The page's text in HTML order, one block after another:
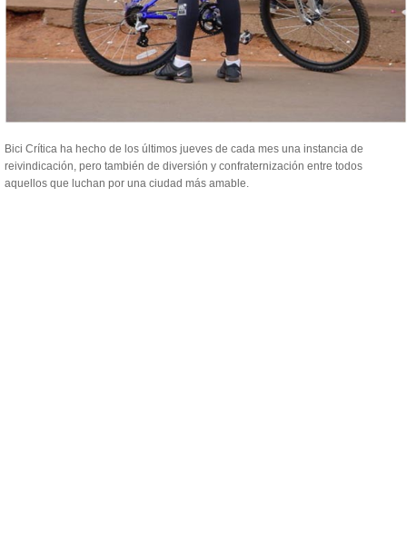
Bici Crítica ha hecho de los últimos jueves de cada mes una instancia de
reivindicación, pero también de diversión y confraternización entre todos
aquellos que luchan por una ciudad más amable.